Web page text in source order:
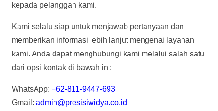
kepada pelanggan kami.
Kami selalu siap untuk menjawab pertanyaan dan
memberikan informasi lebih lanjut mengenai layanan
kami. Anda dapat menghubungi kami melalui salah satu
dari opsi kontak di bawah ini:
WhatsApp: +62-811-9447-693
Gmail: admin@presisiwidya.co.id